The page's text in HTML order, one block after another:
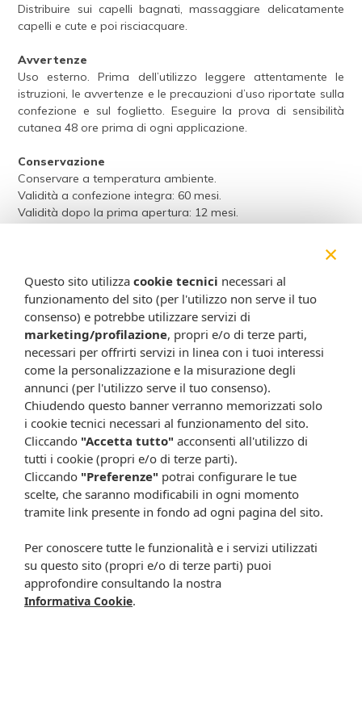
Distribuire sui capelli bagnati, massaggiare delicatamente
capelli e cute e poi risciacquare.
Avvertenze
Uso esterno. Prima dell’utilizzo leggere attentamente le
istruzioni, le avvertenze e le precauzioni d’uso riportate sulla
confezione e sul foglietto. Eseguire la prova di sensibilità
cutanea 48 ore prima di ogni applicazione.
Conservazione
Conservare a temperatura ambiente.
Validità a confezione integra: 60 mesi.
Validità dopo la prima apertura: 12 mesi.
Cod.
I71V00010 (200 ml)
I71V00020 (400 ml)
Attenzione:
Ogni scheda che troverai sul nostro sito è da considerarsi a scopo
informativo, utile alla guida dell’acquisto del prodotto. Non
sostituisce né il foglietto illustrativo (o la descrizione riportata sulla
confezione stessa), né il consiglio del medico, specialmente in caso
di possibili allergie o patologie. Vista la difficoltà nell’adeguarsi alle
continue modifiche effettuate dalle varie aziende produttrici come
cambio del packaging (colori, dimensioni, contenuto, informazioni) e
i possibili cambiamenti come cambio degli ingredienti e valori
percentuali, Farmacia Cavalieri Shop dichiara di non assumere
alcuna responsabilità in caso di schede prodotto ed immagini non
non si assumono responsabilità in caso di qualsiasi problema
causato dall’accesso delle informazioni riportate sul sito
shop.farmaciacavalieri.it.
×
Questo sito utilizza cookie tecnici necessari al
funzionamento del sito (per l'utilizzo non serve il tuo
consenso) e potrebbe utilizzare servizi di
marketing/profilazione, propri e/o di terze parti,
necessari per offrirti servizi in linea con i tuoi interessi
come la personalizzazione e la misurazione degli
annunci (per l'utilizzo serve il tuo consenso).
Chiudendo questo banner verranno memorizzati solo
i cookie tecnici necessari al funzionamento del sito.
Cliccando "Accetta tutto" acconsenti all'utilizzo di
tutti i cookie (propri e/o di terze parti).
Cliccando "Preferenze" potrai configurare le tue
scelte, che saranno modificabili in ogni momento
tramite link presente in fondo ad ogni pagina del sito.
Per conoscere tutte le funzionalità e i servizi utilizzati
su questo sito (propri e/o di terze parti) puoi
approfondire consultando la nostra
Informativa Cookie.